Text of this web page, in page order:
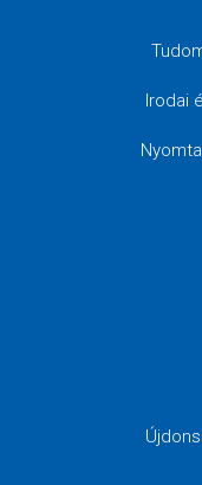
Irodai